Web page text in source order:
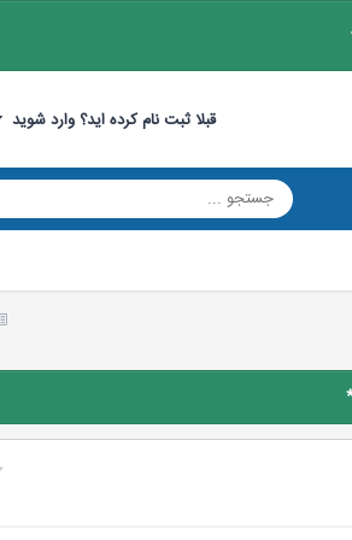
قبلا ثبت نام کرده اید؟ وارد شوید